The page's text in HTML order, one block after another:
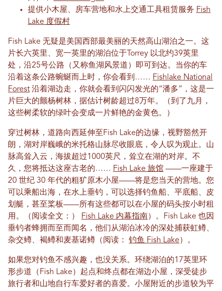
提供小木屋、房车营地和水上交通工具租赁服务 Fish
Lake 度假村
Fish Lake 无疑是美国西部最美丽的天然高山湖泊之一。这
片长六英里、宽一英里的湖泊位于Torrey 以北约39英里
处，沿25号公路（又称鱼湖风景道）即可到达。当你的车
沿着这条公路蜿蜒而上时，你会看到…… Fishlake National
Forest 沿着湖边走，你就会看到闪闪发光的“潘多”，这是一
片巨大的颤杨树林，据估计树龄超过8万年。（到了九月，
这些树柔软的绿叶会变成一片鲜艳的金黄色。）
穿过树林，道路向西延伸至Fish Lake的边缘，视野豁然开
朗，湖对岸巍峨的米托格山脉尽收眼底，令人叹为观止。山
脉高耸入云，海拔超过1000英尺，耸立在湖的对岸。不
久，您将抵达这座古老的…… Fish Lake 旅馆 ——一座建于
20 世纪 30 年代的粗犷原木小屋——将是您当天的营地。您
可以乘船出海，在水上垂钓，可以选择钓鱼船、平底船、皮
划艇，甚至桨板——所有这些都可以在小屋的码头按小时租
用。（阅读全文：）
Fish Lake 内幕指南 ）。Fish Lake 也因
垂钓者蜂拥而至而闻名，他们从湖泊冰冷的深处捕获虹鳟、
杂交鳟、褐鳟和麦基诺鳟（阅读： 钓鱼 Fish Lake ）。
如果您对钓鱼不感兴趣，也没关系。环绕湖泊的17英里环
形步道（Fish Lake）起点和终点都在湖边小屋，深受徒步
旅行者和山地自行车爱好者的喜爱。小屋附近的步道较为平